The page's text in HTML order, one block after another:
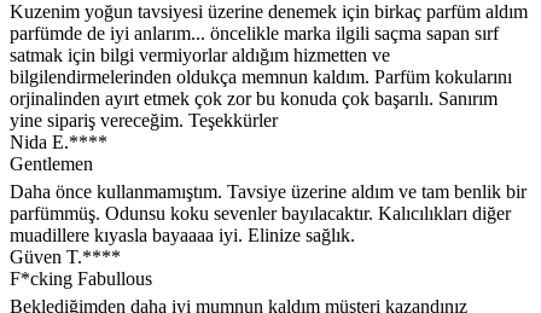
Kuzenim yoğun tavsiyesi üzerine denemek için birkaç parfüm aldım
parfümde de iyi anlarım... öncelikle marka ilgili saçma sapan sırf
satmak için bilgi vermiyorlar aldığım hizmetten ve
bilgilendirmelerinden oldukça memnun kaldım. Parfüm kokularını
orjinalinden ayırt etmek çok zor bu konuda çok başarılı. Sanırım
yine sipariş vereceğim. Teşekkürler
Nida E.****
Gentlemen
Daha önce kullanmamıştım. Tavsiye üzerine aldım ve tam benlik bir
parfümmüş. Odunsu koku sevenler bayılacaktır. Kalıcılıkları diğer
muadillere kıyasla bayaaaa iyi. Elinize sağlık.
Güven T.****
F*cking Fabullous
Beklediğimden daha iyi mumnun kaldım müşteri kazandınız